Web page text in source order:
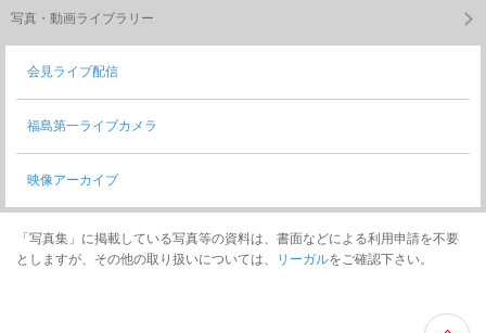
写真・動画ライブラリー
会見ライブ配信
福島第一ライブカメラ
映像アーカイブ
「写真集」に掲載している写真等の資料は、書面などによる利用申請を不要
としますが、その他の取り扱いについては、
リーガルをご確認下さい。